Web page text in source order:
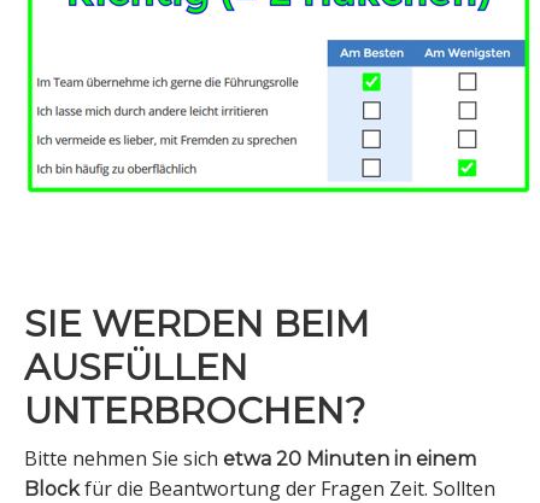
SIE WERDEN BEIM
AUSFÜLLEN
UNTERBROCHEN?
Bitte nehmen Sie sich etwa 20 Minuten in einem
Block für die Beantwortung der Fragen Zeit. Sollten